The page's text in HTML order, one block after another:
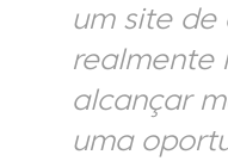
um site de
realmente
alcançar
uma